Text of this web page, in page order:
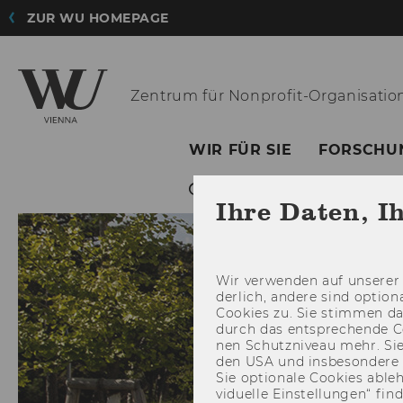
ZUR WU HOMEPAGE
Zentrum für Nonprofit-
WIR FÜR SIE
Ihre Daten,
Wir ver­wen­den auf
der­lich, an­de­re sind
Coo­kies zu. Sie stim­men
durch das ent­spre­chen­de
nen Schutz­ni­veau mehr.
den USA und
Sie op­tio­na­le Coo­kies
vi­du­el­le Ein­stel­lun­gen“